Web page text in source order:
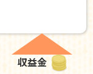
収益金